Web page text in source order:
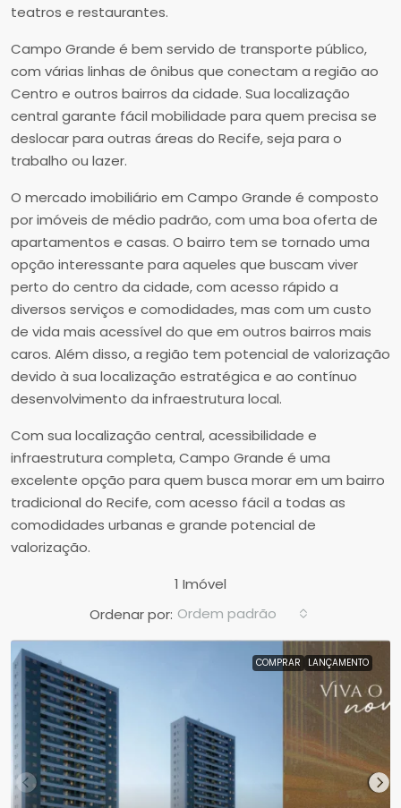
teatros e restaurantes.
Campo Grande é bem servido de transporte público,
com várias linhas de ônibus que conectam a região ao
Centro e outros bairros da cidade. Sua localização
central garante fácil mobilidade para quem precisa se
deslocar para outras áreas do Recife, seja para o
trabalho ou lazer.
O mercado imobiliário em Campo Grande é composto
por imóveis de médio padrão, com uma boa oferta de
apartamentos e casas. O bairro tem se tornado uma
opção interessante para aqueles que buscam viver
perto do centro da cidade, com acesso rápido a
diversos serviços e comodidades, mas com um custo
de vida mais acessível do que em outros bairros mais
caros. Além disso, a região tem potencial de valorização
devido à sua localização estratégica e ao contínuo
desenvolvimento da infraestrutura local.
Com sua localização central, acessibilidade e
infraestrutura completa, Campo Grande é uma
excelente opção para quem busca morar em um bairro
tradicional do Recife, com acesso fácil a todas as
comodidades urbanas e grande potencial de
valorização.
1 Imóvel
Ordenar por: Ordem padrão
COMPRAR LANÇAMENTO